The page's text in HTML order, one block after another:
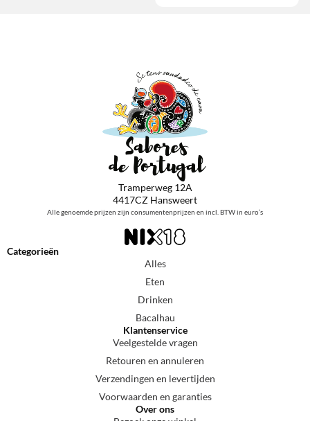
Tramperweg 12A
4417CZ Hansweert
Alle genoemde prijzen zijn consumentenprijzen en incl. BTW in euro’s
Categorieën
Alles
Eten
Drinken
Bacalhau
Klantenservice
Veelgestelde vragen
Retouren en annuleren
Verzendingen en levertijden
Voorwaarden en garanties
Over ons